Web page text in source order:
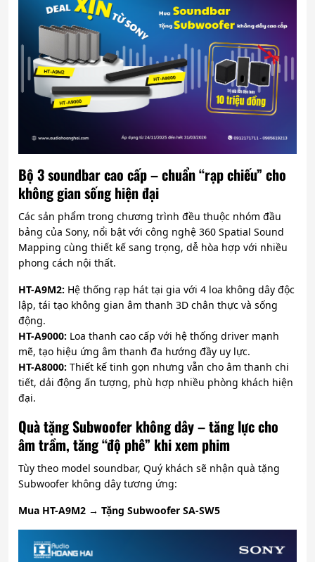
Bộ 3 soundbar cao cấp – chuẩn “rạp chiếu” cho
không gian sống hiện đại
Các sản phẩm trong chương trình đều thuộc nhóm đầu
bảng của Sony, nổi bật với công nghệ 360 Spatial Sound
Mapping cùng thiết kế sang trọng, dễ hòa hợp với nhiều
phong cách nội thất.
HT-A9M2: Hệ thống rạp hát tại gia với 4 loa không dây độc
lập, tái tạo không gian âm thanh 3D chân thực và sống
động.
HT-A9000: Loa thanh cao cấp với hệ thống driver mạnh
mẽ, tạo hiệu ứng âm thanh đa hướng đầy uy lực.
HT-A8000: Thiết kế tinh gọn nhưng vẫn cho âm thanh chi
tiết, dải động ấn tượng, phù hợp nhiều phòng khách hiện
đại.
Quà tặng Subwoofer không dây – tăng lực cho
âm trầm, tăng “độ phê” khi xem phim
Tùy theo model soundbar, Quý khách sẽ nhận quà tặng
Subwoofer không dây tương ứng:
Mua HT-A9M2 → Tặng Subwoofer SA-SW5